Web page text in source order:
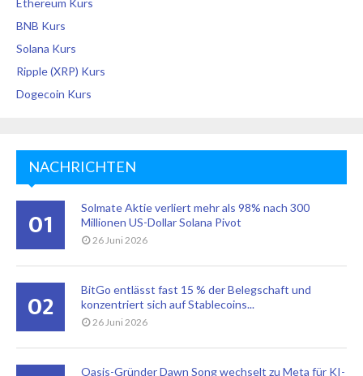
Ethereum Kurs
BNB Kurs
Solana Kurs
Ripple (XRP) Kurs
Dogecoin Kurs
NACHRICHTEN
01
Solmate Aktie verliert mehr als 98% nach 300
Millionen US-Dollar Solana Pivot
26 Juni 2026
02
BitGo entlässt fast 15 % der Belegschaft und
konzentriert sich auf Stablecoins...
26 Juni 2026
Oasis-Gründer Dawn Song wechselt zu Meta für KI-